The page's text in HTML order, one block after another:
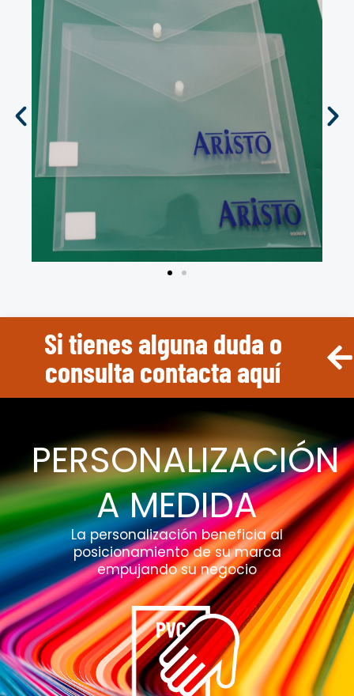
Si tienes alguna duda o
consulta contacta aquí
PERSONALIZACIÓN
A MEDIDA
La personalización beneficia al
posicionamiento de su marca
empujando su negocio